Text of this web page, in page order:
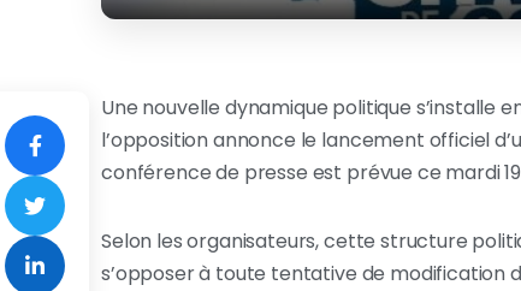
Une nouvelle dynamique politique s’installe
l’opposition annonce le lancement officiel
conférence de presse est prévue ce mardi
Selon les organisateurs, cette structure
s’opposer à toute tentative de modification